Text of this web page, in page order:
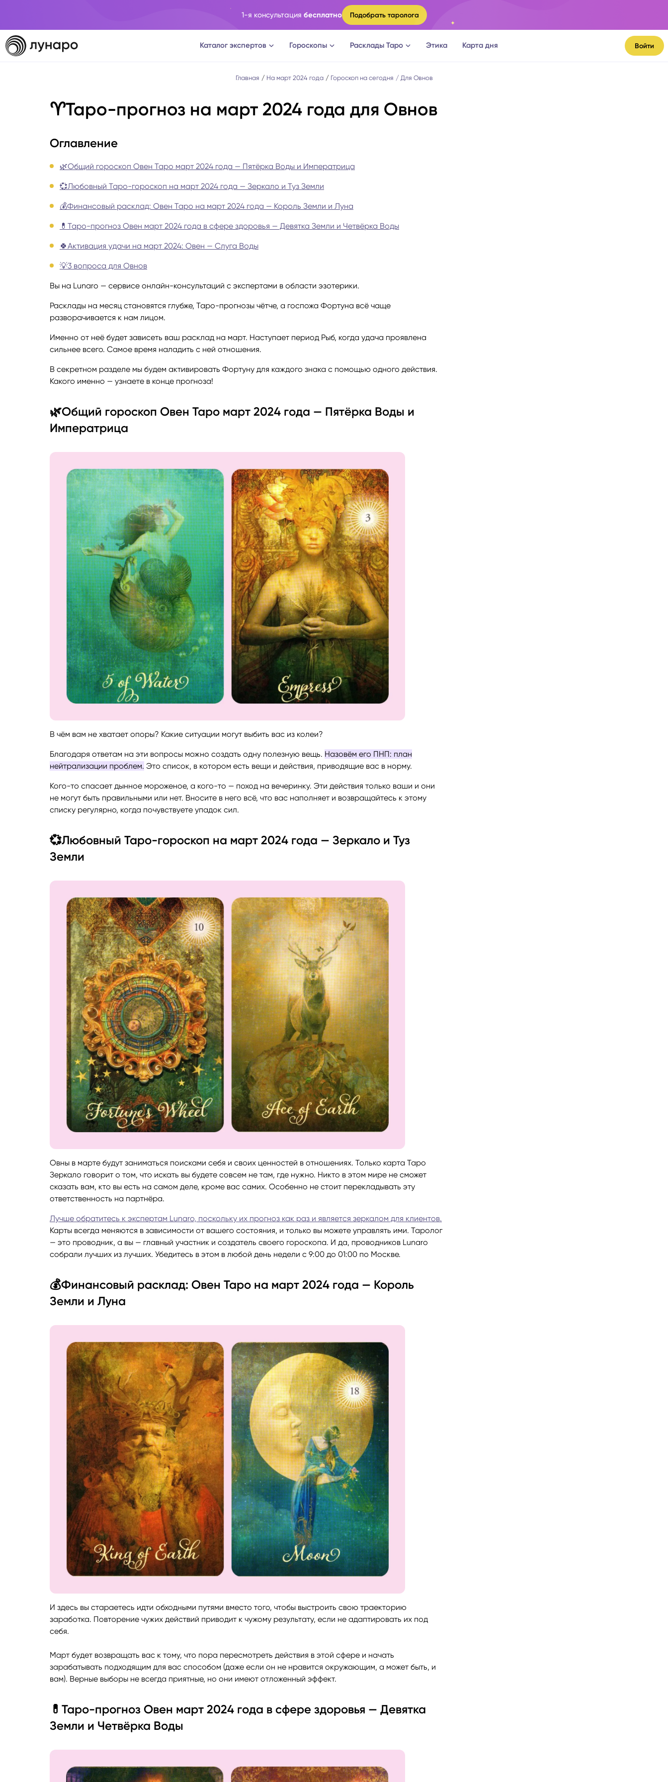
1-я консультация бесплатно Подобрать таролога
Каталог экспертов
Астрологи
Матрица судьбы
Расстановки
Рунологи
Гороскопы
Овен
Телец
Лев
Расклады Таро
Расклад Таро на судьбу
Расклад Таро на измену
Этика Карта дня Войти
Главная На март 2024 года Гороскоп на сегодня Для Овнов
♈️Таро-прогноз на март 2024 года для Овнов
Оглавление
🌿Общий гороскоп Овен Таро март 2024 года — Пятёрка Воды и Императрица
💞Любовный Таро-гороскоп на март 2024 года — Зеркало и Туз Земли
💰Финансовый расклад: Овен Таро на март 2024 года — Король Земли и Луна
💊Таро-прогноз Овен март 2024 года в сфере здоровья — Девятка Земли и Четвёрка Воды
🍀Активация удачи на март 2024: Овен — Слуга Воды
💡3 вопроса для Овнов
Вы на Lunaro — сервисе онлайн-консультаций с экспертами в области эзотерики.
Расклады на месяц становятся глубже, Таро-прогнозы чётче, а госпожа Фортуна всё чаще
разворачивается к нам лицом.
Именно от неё будет зависеть ваш расклад на март. Наступает период Рыб, когда удача проявлена
сильнее всего. Самое время наладить с ней отношения.
В секретном разделе мы будем активировать Фортуну для каждого знака с помощью одного действия.
Какого именно — узнаете в конце прогноза!
🌿Общий гороскоп Овен Таро март 2024 года — Пятёрка Воды и
Императрица
В чём вам не хватает опоры? Какие ситуации могут выбить вас из колеи?
Благодаря ответам на эти вопросы можно создать одну полезную вещь. Назовём его ПНП: план
нейтрализации проблем. Это список, в котором есть вещи и действия, приводящие вас в норму.
Кого-то спасает дынное мороженое, а кого-то — поход на вечеринку. Эти действия только ваши и они
не могут быть правильными или нет. Вносите в него всё, что вас наполняет и возвращайтесь к этому
списку регулярно, когда почувствуете упадок сил.
💞Любовный Таро-гороскоп на март 2024 года — Зеркало и Туз
Земли
Овны в марте будут заниматься поисками себя и своих ценностей в отношениях. Только карта Таро
Зеркало говорит о том, что искать вы будете совсем не там, где нужно. Никто в этом мире не сможет
сказать вам, кто вы есть на самом деле, кроме вас самих. Особенно не стоит перекладывать эту
ответственность на партнёра.
Лучше обратитесь к экспертам Lunaro, поскольку их прогноз как раз и является зеркалом для клиентов.
Карты всегда меняются в зависимости от вашего состояния, и только вы можете управлять ими. Таролог
— это проводник, а вы — главный участник и создатель своего гороскопа. И да, проводников Lunaro
собрали лучших из лучших. Убедитесь в этом в любой день недели с 9:00 до 01:00 по Москве.
💰Финансовый расклад: Овен Таро на март 2024 года — Король
Земли и Луна
И здесь вы стараетесь идти обходными путями вместо того, чтобы выстроить свою траекторию
заработка. Повторение чужих действий приводит к чужому результату, если не адаптировать их под
себя.
Март будет возвращать вас к тому, что пора пересмотреть действия в этой сфере и начать
зарабатывать подходящим для вас способом (даже если он не нравится окружающим, а может быть, и
вам). Верные выборы не всегда приятные, но они имеют отложенный эффект.
💊Таро-прогноз Овен март 2024 года в сфере здоровья — Девятка
Земли и Четвёрка Воды